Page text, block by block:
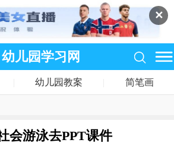
✕
幼儿园学习网
幼儿园教案 简笔画
会游泳去PPT课件